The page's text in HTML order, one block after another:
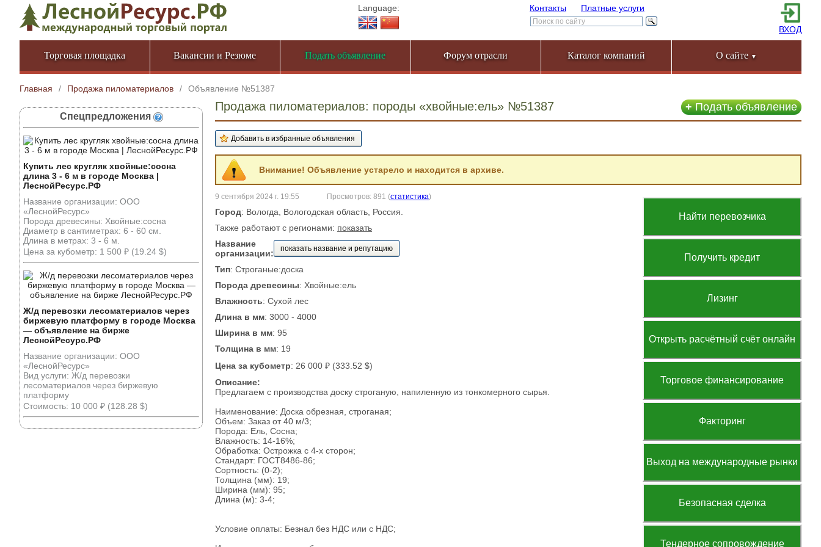
Language: Контакты Платные услуги
ВХОД
Торговая площадка Вакансии и Резюме Подать объявление Форум отрасли Каталог компаний О сайте ▼
Главная / Продажа пиломатериалов / Объявление №51387
Спецпредложения
Купить лес кругляк хвойные:сосна
длина 3 - 6 м в городе Москва |
ЛеснойРесурс.РФ
Название организации: ООО
«ЛеснойРесурс»
Порода древесины: Хвойные:сосна
Диаметр в сантиметрах: 6 - 60 см.
Длина в метрах: 3 - 6 м.
Цена за кубометр: 1 500 ₽ (19.24 $)
Ж/д перевозки лесоматериалов через
биржевую платформу в городе Москва
— объявление на бирже
ЛеснойРесурс.РФ
Название организации: ООО
«ЛеснойРесурс»
Вид услуги: Ж/д перевозки
лесоматериалов через биржевую
платформу
Стоимость: 10 000 ₽ (128.28 $)
+Подать объявление
Продажа пиломатериалов: породы «хвойные:ель» №51387
Внимание! Объявление устарело и находится в архиве.
Найти перевозчика
Получить кредит
Лизинг
Открыть расчётный счёт онлайн
Торговое финансирование
Факторинг
Выход на международные рынки
Безопасная сделка
Тендерное сопровождение
9 сентября 2024 г. 19:55 Просмотров: 891 (статистика)
Город: Вологда, Вологодская область, Россия.
Также работают с регионами: показать
Название
организации:
показать название и репутацию
Тип: Строганые:доска
Порода древесины: Хвойные:ель
Влажность: Сухой лес
Длина в мм: 3000 - 4000
Ширина в мм: 95
Толщина в мм: 19
Цена за кубометр: 26 000 ₽ (333.52 $)
Описание:
Предлагаем с производства доску строганую, напиленную из тонкомерного сырья.
Наименование: Доска обрезная, строганая;
Объем: Заказ от 40 м/3;
Порода: Ель, Сосна;
Влажность: 14-16%;
Обработка: Острожка с 4-х сторон;
Стандарт: ГОСТ8486-86;
Сортность: (0-2);
Толщина (мм): 19;
Ширина (мм): 95;
Длина (м): 3-4;
Условие оплаты: Безнал без НДС или с НДС;